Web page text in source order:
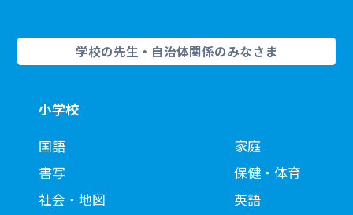
学校の先生・自治体関係のみなさま
小学校
国語
書写
社会・地図
家庭
保健・体育
英語